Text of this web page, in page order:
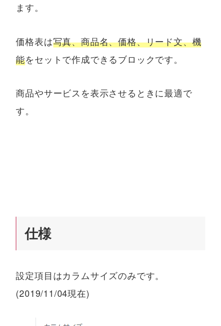
ます。
価格表は写真、商品名、価格、リード文、機
能をセットで作成できるブロックです。
商品やサービスを表示させるときに最適で
す。
仕様
設定項目はカラムサイズのみです。
(2019/11/04現在)